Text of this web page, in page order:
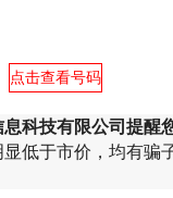
点击查看号码
科技有限公司提醒
低于市价，均有骗